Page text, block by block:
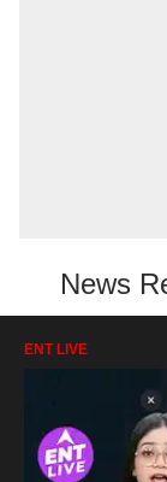
News
ENT LIVE